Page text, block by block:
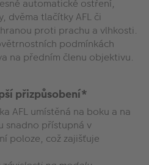
automatické ostření,
dvěma tlačítky AFL či
proti prachu a vlhkosti.
podmínkách
na předním členu objektivu.
přizpůsobení*
AFL umístěná na boku a na
snadno přístupná v
poloze, což zajišťuje